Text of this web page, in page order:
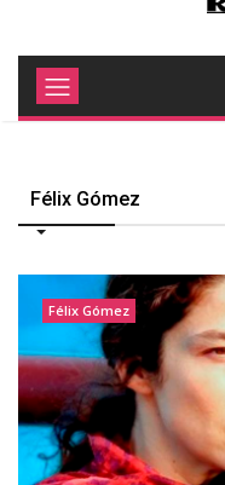
Félix Gómez
Félix Gómez